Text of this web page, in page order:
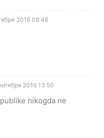
2016 08:46
2016 13:50
nikogda ne